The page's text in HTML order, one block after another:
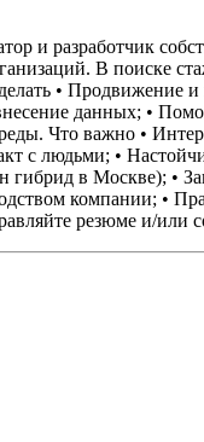
и разработчик
В поиске
• Продвижение
данных; •
Что важно •
с людьми; •
гибрид в Москве); •
компании; •
резюме и/или